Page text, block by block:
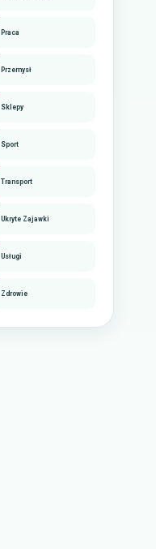
Praca
Przemysł
Sklepy
Sport
Transport
Ukryte Zajawki
Usługi
Zdrowie